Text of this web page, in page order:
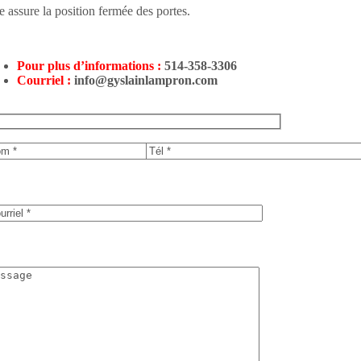
assure la position fermée des portes.
Pour plus d’informations : 514-358-3306
Courriel : info@gyslainlampron.com